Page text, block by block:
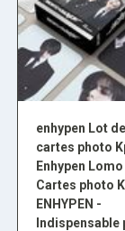
enhypen Lot
cartes photo
Enhypen Lomo
Cartes photo
ENHYPEN -
Indispensable